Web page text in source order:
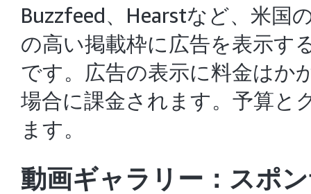
Buzzfeed、Hearstなど、米国
の高い掲載枠に広告を表示す
です。広告の表示に料金はか
場合に課金されます。予算と
ます。
動画ギャラリー： スポ